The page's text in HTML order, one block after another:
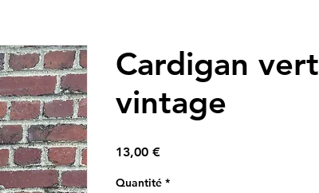
Cardigan vert
vintage
13,00 €Prix
Quantité *